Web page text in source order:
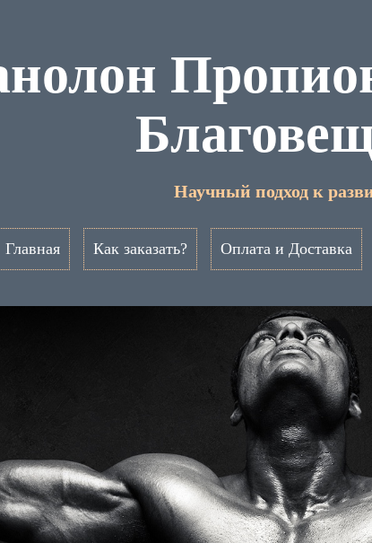
Научный подход к
Главная Как заказать? Оплата и Доставка